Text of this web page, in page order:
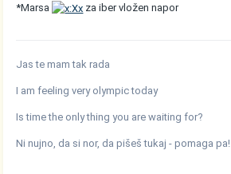
*Marsa za iber vložen napor
Jas te mam tak rada
I am feeling very olympic today
Is time the only thing you are waiting for?
Ni nujno, da si nor, da pišeš tukaj - pomaga pa!